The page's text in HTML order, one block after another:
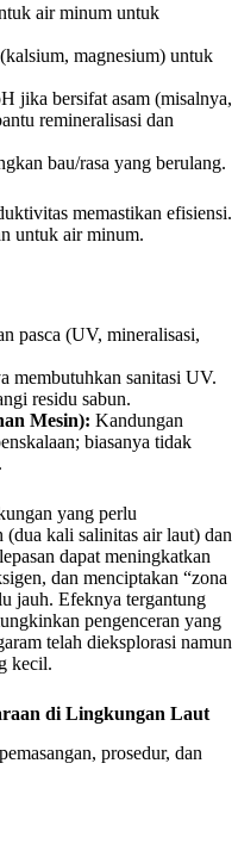
air minum untuk
magnesium) untuk
jika bersifat asam (misalnya,
remineralisasi dan
bau/rasa yang berulang.
memastikan efisiensi.
untuk air minum.
pasca (UV, mineralisasi,
membutuhkan sanitasi UV.
residu sabun.
Mesin): Kandungan
biasanya tidak
yang perlu
kali salinitas air laut) dan
dapat meningkatkan
dan menciptakan “zona
jauh. Efeknya tergantung
pengenceran yang
telah dieksplorasi namun
kecil.
di Lingkungan Laut
prosedur, dan